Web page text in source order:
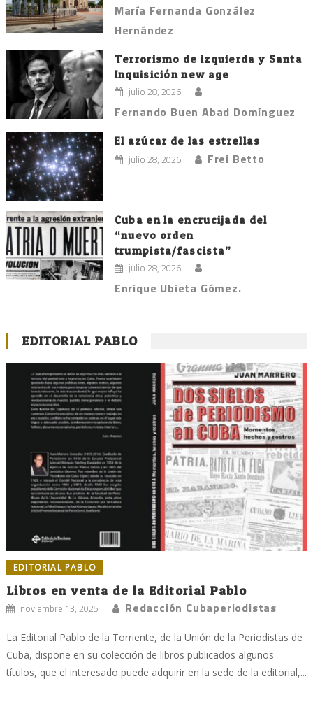
María Fernanda González
Hernández
Terrorismo de izquierda y Santa
Inquisición new age
julio 28, 2026
Fernando Buen Abad Domínguez
El azúcar de las estrellas
julio 28, 2026 Frei Betto
Cuba en la encrucijada del
“nuevo orden
trumpista/fascista”
julio 28, 2026
Enrique Ubieta Gómez.
EDITORIAL PABLO
EDITORIAL PABLO
Libros en venta de la Editorial Pablo
noviembre 13, 2025 Redacción Cubaperiodistas
La Editorial Pablo de la Torriente, de la Unión de la Periodistas de
Cuba, dispone en su colección de libros publicados algunos
títulos, que el interesado puede adquirir en la sede de la editorial,...